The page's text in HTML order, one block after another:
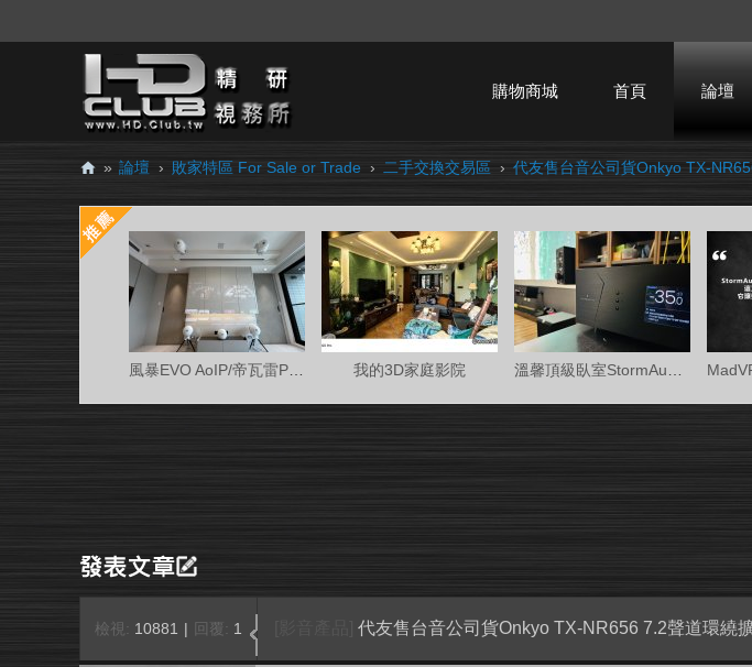
購物商城 首頁 論壇
D.
Cl
» 論壇 › 敗家特區 For Sale or Trade › 二手交換交易區 › 代友售台音公司貨Onkyo TX-
我的3D家庭影院
檢視: 10881 | 回覆: 1 代友售台音公司貨Onkyo TX-NR656 7.2聲道環繞